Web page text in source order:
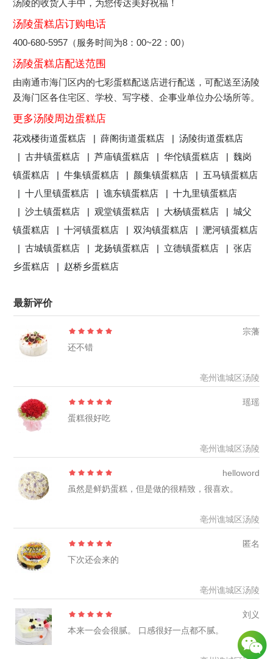
汤陵的收货人手中，为您传达美好祝福！
汤陵蛋糕店订购电话
400-680-5957（服务时间为8：00~22：00）
汤陵蛋糕店配送范围
由南通市海门区内的七彩蛋糕配送店进行配送，可配送至汤陵
及海门区各住宅区、学校、写字楼、企事业单位办公场所等。
更多汤陵周边蛋糕店
花戏楼街道蛋糕店 |薛阁街道蛋糕店 |汤陵街道蛋糕店
|古井镇蛋糕店 |芦庙镇蛋糕店 |华佗镇蛋糕店 |魏岗
镇蛋糕店 |牛集镇蛋糕店 | 颜集镇蛋糕店 | 五马镇蛋糕店
|十八里镇蛋糕店 |谯东镇蛋糕店 |十九里镇蛋糕店
|沙土镇蛋糕店 |观堂镇蛋糕店 | 大杨镇蛋糕店 |城父
镇蛋糕店 |十河镇蛋糕店 |双沟镇蛋糕店 |淝河镇蛋糕店
|古城镇蛋糕店 |龙扬镇蛋糕店 | 立德镇蛋糕店 |张店
乡蛋糕店 | 赵桥乡蛋糕店
最新评价
宗藩
还不错
亳州谯城区汤陵
瑶瑶
蛋糕很好吃
亳州谯城区汤陵
helloword
虽然是鲜奶蛋糕，但是做的很精致，很喜欢。
亳州谯城区汤陵
匿名
下次还会来的
亳州谯城区汤陵
刘义
本来一会会很腻。 口感很好一点都不腻。